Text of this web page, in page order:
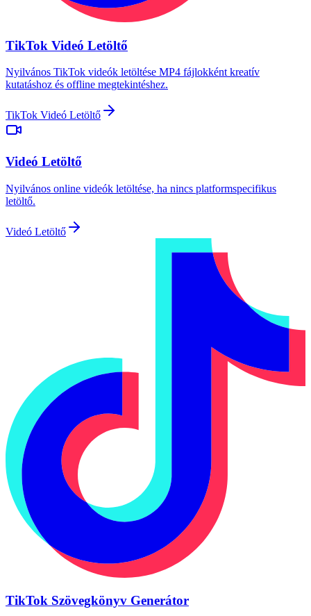
TikTok Videó Letöltő
Nyilvános TikTok videók letöltése MP4 fájlokként kreatív
kutatáshoz és offline megtekintéshez.
TikTok Videó Letöltő
Videó Letöltő
Nyilvános online videók letöltése, ha nincs platformspecifikus
letöltő.
Videó Letöltő
TikTok Szövegkönyv Generátor